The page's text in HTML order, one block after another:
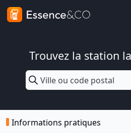
Trouvez la station
Informations pratiques